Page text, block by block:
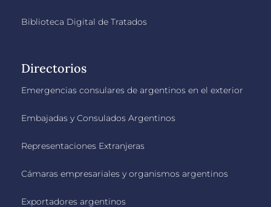
Biblioteca Digital de Tratados
Directorios
Emergencias consulares de argentinos en el exterior
Embajadas y Consulados Argentinos
Representaciones Extranjeras
Cámaras empresariales y organismos argentinos
Exportadores argentinos